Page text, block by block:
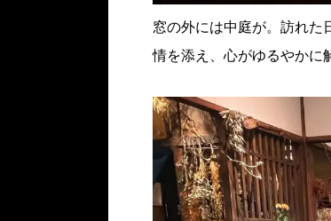
窓の外には中庭が。訪れた
情を添え、心がゆるやかに